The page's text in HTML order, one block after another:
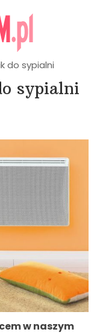
do sypialni
sypialni
w naszym